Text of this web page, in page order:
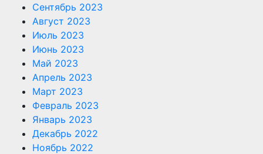
Сентябрь 2023
Август 2023
Июль 2023
Июнь 2023
Май 2023
Апрель 2023
Март 2023
Февраль 2023
Январь 2023
Декабрь 2022
Ноябрь 2022